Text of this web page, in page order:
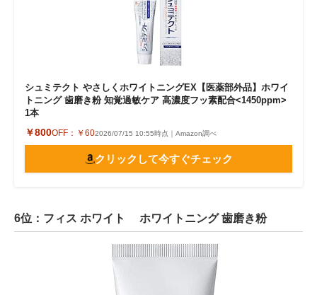
シュミテクト やさしくホワイトニングEX【医薬部外品】ホワイ
トニング 歯磨き粉 知覚過敏ケア 高濃度フッ素配合<1450ppm>
1本
￥800OFF： ￥602026/07/15 10:55時点｜Amazon調べ
クリックして今すぐチェック
6位：フィス ホワイト ホワイトニング 歯磨き粉